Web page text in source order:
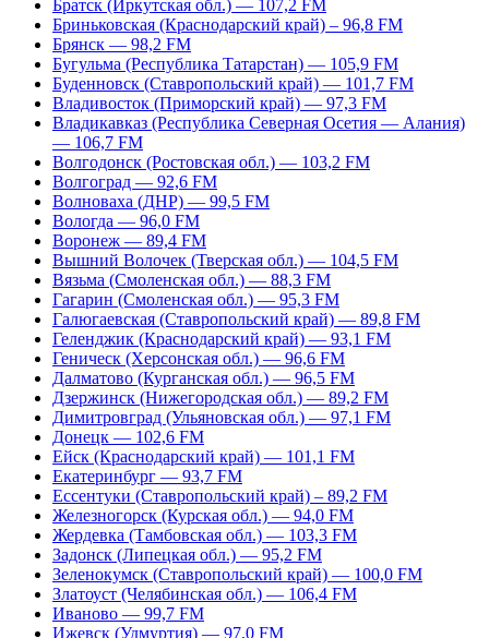
Братск (Иркутская обл.) — 107,2 FM
Бриньковская (Краснодарский край) – 96,8 FM
Брянск — 98,2 FM
Бугульма (Республика Татарстан) — 105,9 FM
Буденновск (Ставропольский край) — 101,7 FM
Владивосток (Приморский край) — 97,3 FM
Владикавказ (Республика Северная Осетия — Алания)
— 106,7 FM
Волгодонск (Ростовская обл.) — 103,2 FM
Волгоград — 92,6 FM
Волноваха (ДНР) — 99,5 FM
Вологда — 96,0 FM
Воронеж — 89,4 FM
Вышний Волочек (Тверская обл.) — 104,5 FM
Вязьма (Смоленская обл.) — 88,3 FM
Гагарин (Смоленская обл.) — 95,3 FM
Галюгаевская (Ставропольский край) — 89,8 FM
Геленджик (Краснодарский край) — 93,1 FM
Геническ (Херсонская обл.) — 96,6 FM
Далматово (Курганская обл.) — 96,5 FM
Дзержинск (Нижегородская обл.) — 89,2 FM
Димитровград (Ульяновская обл.) — 97,1 FM
Донецк — 102,6 FM
Ейск (Краснодарский край) — 101,1 FM
Екатеринбург — 93,7 FM
Ессентуки (Ставропольский край) – 89,2 FM
Железногорск (Курская обл.) — 94,0 FM
Жердевка (Тамбовская обл.) — 103,3 FM
Задонск (Липецкая обл.) — 95,2 FM
Зеленокумск (Ставропольский край) — 100,0 FM
Златоуст (Челябинская обл.) — 106,4 FM
Иваново — 99,7 FM
Ижевск (Удмуртия) — 97,0 FM